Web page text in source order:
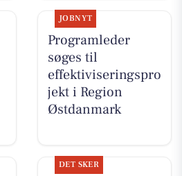
JOBNYT
Programleder
søges til
effektiviseringspro
jekt i Region
Østdanmark
DET SKER